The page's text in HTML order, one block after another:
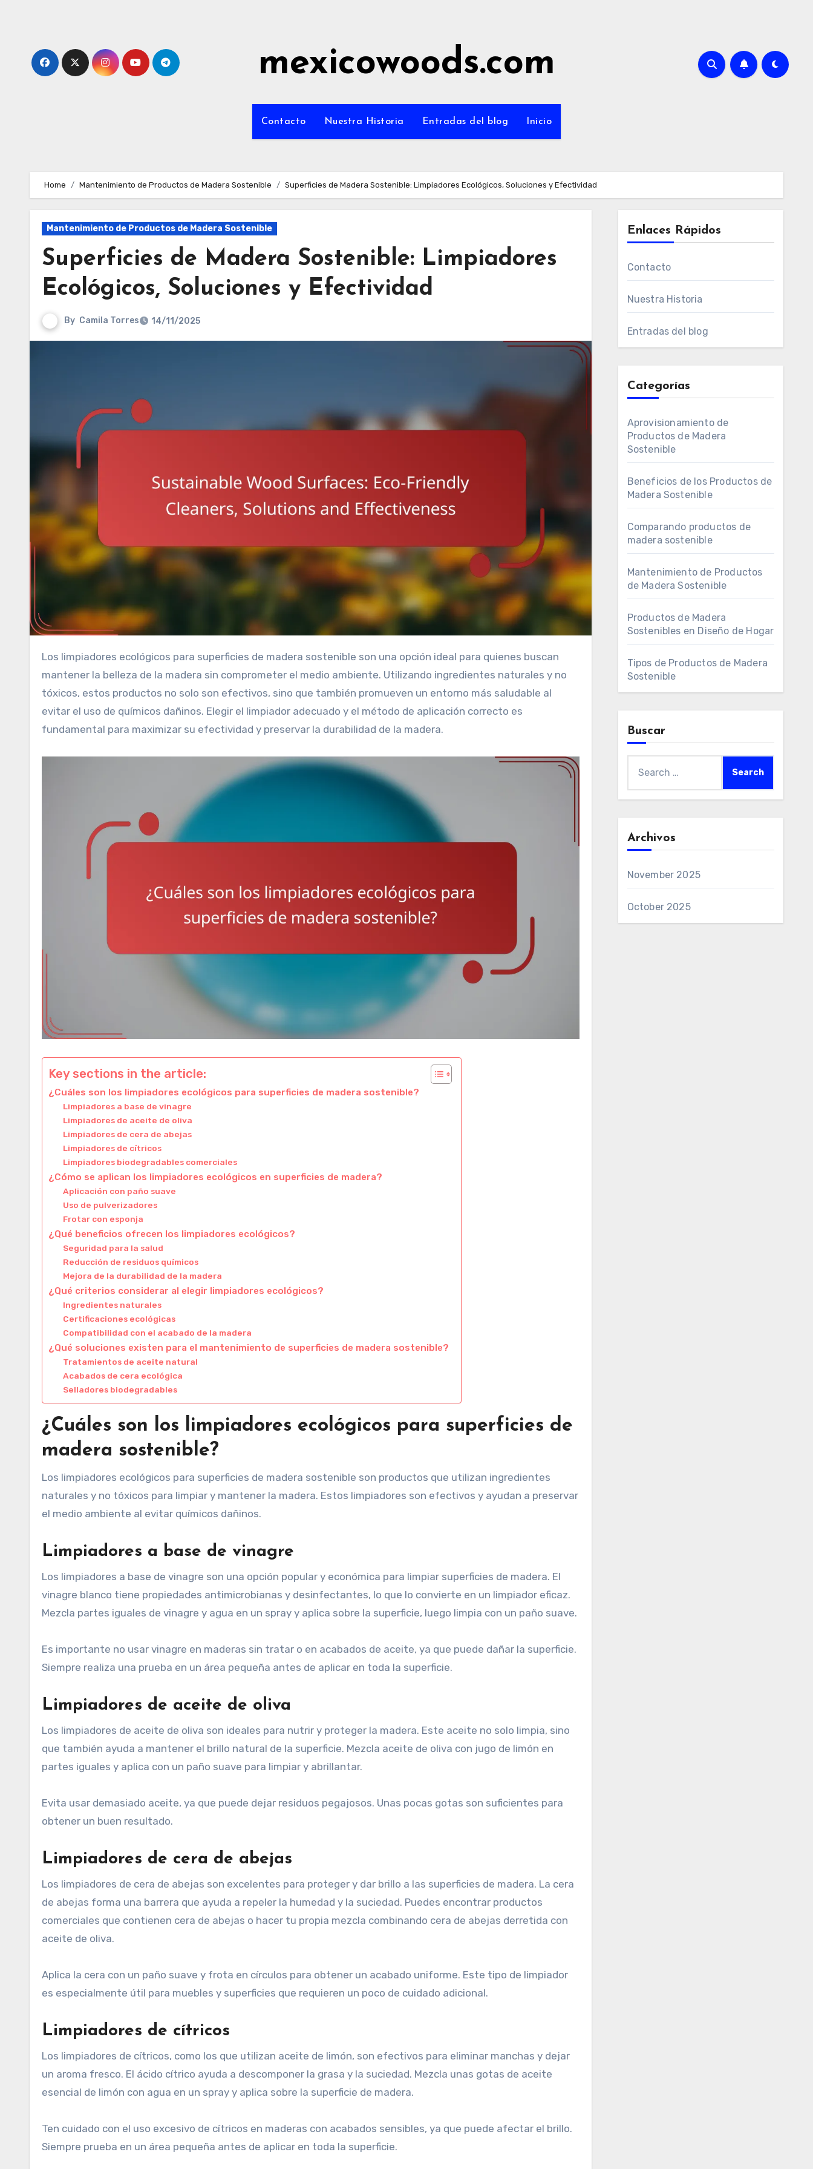
mexicowoods.com
Contacto Nuestra Historia Entradas del blog Inicio
Home Mantenimiento de Productos de Madera Sostenible Superficies de Madera Sostenible: Limpiadores Ecológicos, Soluciones y Efectividad
Mantenimiento de Productos de Madera Sostenible
Superficies de Madera Sostenible: Limpiadores
Ecológicos, Soluciones y Efectividad
By Camila Torres 14/11/2025
Los limpiadores ecológicos para superficies de madera sostenible son una opción ideal para quienes buscan
mantener la belleza de la madera sin comprometer el medio ambiente. Utilizando ingredientes naturales y no
tóxicos, estos productos no solo son efectivos, sino que también promueven un entorno más saludable al
evitar el uso de químicos dañinos. Elegir el limpiador adecuado y el método de aplicación correcto es
fundamental para maximizar su efectividad y preservar la durabilidad de la madera.
Key sections in the article:
¿Cuáles son los limpiadores ecológicos para superficies de madera sostenible?
Limpiadores a base de vinagre
Limpiadores de aceite de oliva
Limpiadores de cera de abejas
Limpiadores de cítricos
Limpiadores biodegradables comerciales
¿Cómo se aplican los limpiadores ecológicos en superficies de madera?
Aplicación con paño suave
Uso de pulverizadores
Frotar con esponja
¿Qué beneficios ofrecen los limpiadores ecológicos?
Seguridad para la salud
Reducción de residuos químicos
Mejora de la durabilidad de la madera
¿Qué criterios considerar al elegir limpiadores ecológicos?
Ingredientes naturales
Certificaciones ecológicas
Compatibilidad con el acabado de la madera
¿Qué soluciones existen para el mantenimiento de superficies de madera sostenible?
Tratamientos de aceite natural
Acabados de cera ecológica
Selladores biodegradables
¿Cuáles son los limpiadores ecológicos para superficies de
madera sostenible?
Los limpiadores ecológicos para superficies de madera sostenible son productos que utilizan ingredientes
naturales y no tóxicos para limpiar y mantener la madera. Estos limpiadores son efectivos y ayudan a preservar
el medio ambiente al evitar químicos dañinos.
Limpiadores a base de vinagre
Los limpiadores a base de vinagre son una opción popular y económica para limpiar superficies de madera. El
vinagre blanco tiene propiedades antimicrobianas y desinfectantes, lo que lo convierte en un limpiador eficaz.
Mezcla partes iguales de vinagre y agua en un spray y aplica sobre la superficie, luego limpia con un paño suave.
Es importante no usar vinagre en maderas sin tratar o en acabados de aceite, ya que puede dañar la superficie.
Siempre realiza una prueba en un área pequeña antes de aplicar en toda la superficie.
Limpiadores de aceite de oliva
Los limpiadores de aceite de oliva son ideales para nutrir y proteger la madera. Este aceite no solo limpia, sino
que también ayuda a mantener el brillo natural de la superficie. Mezcla aceite de oliva con jugo de limón en
partes iguales y aplica con un paño suave para limpiar y abrillantar.
Evita usar demasiado aceite, ya que puede dejar residuos pegajosos. Unas pocas gotas son suficientes para
obtener un buen resultado.
Limpiadores de cera de abejas
Los limpiadores de cera de abejas son excelentes para proteger y dar brillo a las superficies de madera. La cera
de abejas forma una barrera que ayuda a repeler la humedad y la suciedad. Puedes encontrar productos
comerciales que contienen cera de abejas o hacer tu propia mezcla combinando cera de abejas derretida con
aceite de oliva.
Aplica la cera con un paño suave y frota en círculos para obtener un acabado uniforme. Este tipo de limpiador
es especialmente útil para muebles y superficies que requieren un poco de cuidado adicional.
Limpiadores de cítricos
Los limpiadores de cítricos, como los que utilizan aceite de limón, son efectivos para eliminar manchas y dejar
un aroma fresco. El ácido cítrico ayuda a descomponer la grasa y la suciedad. Mezcla unas gotas de aceite
esencial de limón con agua en un spray y aplica sobre la superficie de madera.
Ten cuidado con el uso excesivo de cítricos en maderas con acabados sensibles, ya que puede afectar el brillo.
Siempre prueba en un área pequeña antes de aplicar en toda la superficie.
Enlaces Rápidos
Contacto
Nuestra Historia
Entradas del blog
Categorías
Aprovisionamiento de
Productos de Madera
Sostenible
Beneficios de los Productos de
Madera Sostenible
Comparando productos de
madera sostenible
Mantenimiento de Productos
de Madera Sostenible
Productos de Madera
Sostenibles en Diseño de Hogar
Tipos de Productos de Madera
Sostenible
Buscar
for:
Archivos
November 2025
October 2025